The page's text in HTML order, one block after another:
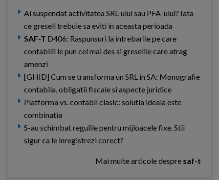
Ai suspendat activitatea SRL-ului sau PFA-ului? Iata
ce greseli trebuie sa eviti in aceasta perioada
SAF-T D406: Raspunsuri la intrebarile pe care
contabilii le pun cel mai des si greselile care atrag
amenzi
[GHID] Cum se transforma un SRL in SA: Monografie
contabila, obligatii fiscale si aspecte juridice
Platforma vs. contabil clasic: solutia ideala este
combinatia
S-au schimbat regulile pentru mijloacele fixe. Stii
sigur ca le inregistrezi corect?
Mai multe articole despre saf-t